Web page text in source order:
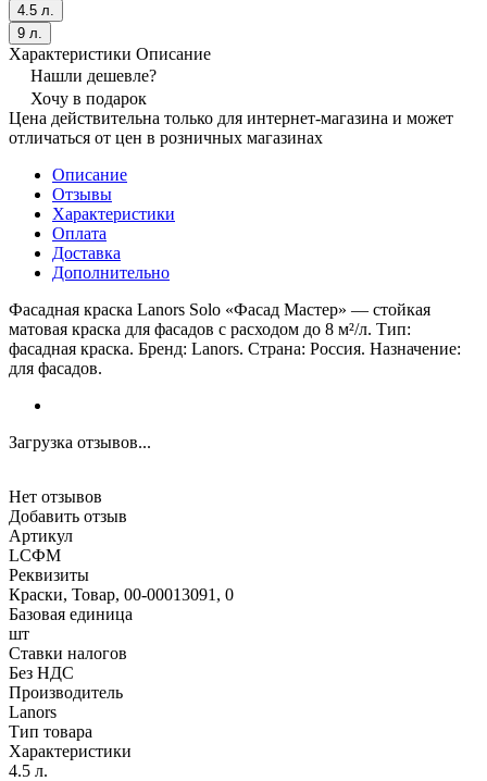
4.5 л.
9 л.
Характеристики Описание
Нашли дешевле?
Хочу в подарок
Цена действительна только для интернет-магазина и может
отличаться от цен в розничных магазинах
Описание
Отзывы
Характеристики
Оплата
Доставка
Дополнительно
Фасадная краска Lanors Solo «Фасад Мастер» — стойкая
матовая краска для фасадов с расходом до 8 м²/л. Тип:
фасадная краска. Бренд: Lanors. Страна: Россия. Назначение:
для фасадов.
Загрузка отзывов...
Нет отзывов
Добавить отзыв
Артикул
LСФМ
Реквизиты
Краски, Товар, 00-00013091, 0
Базовая единица
шт
Ставки налогов
Без НДС
Производитель
Lanors
Тип товара
Характеристики
4.5 л.